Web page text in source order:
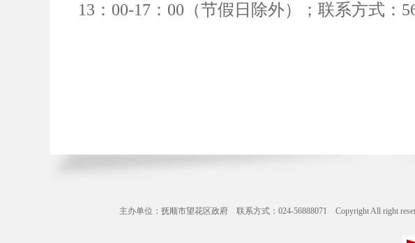
13：00-17：00（节假日除外）；联系方式：
主办单位：抚顺市望花区政府 联系方式：024-56888071 Copyright All right